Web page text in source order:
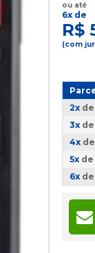
ou até
6x de
R$
(com
2x
3x
4x
5xde
6x